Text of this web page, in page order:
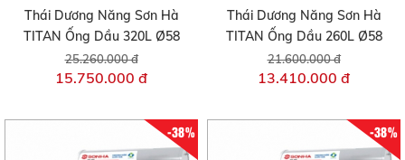
Thái Dương Năng Sơn Hà
TITAN Ống Dầu 320L Ø58
25.260.000 đ
15.750.000 đ
Thái Dương Năng Sơn Hà
TITAN Ống Dầu 260L Ø58
21.600.000 đ
13.410.000 đ
-38% -38%